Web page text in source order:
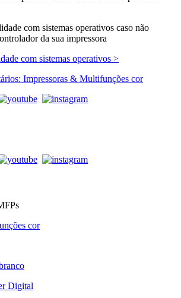
com sistemas operativos caso não
da sua impressora
com sistemas operativos >
Impressoras & Multifunções cor
cor
Digital